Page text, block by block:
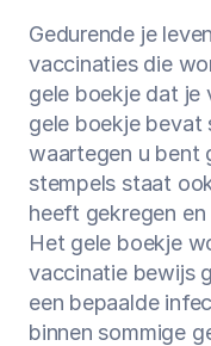
Gedurende je
vaccinaties die
gele boekje dat je
gele boekje bevat
waartegen u bent
stempels staat
heeft gekregen
Het gele boekje
vaccinatie bewijs
een bepaalde
binnen sommige